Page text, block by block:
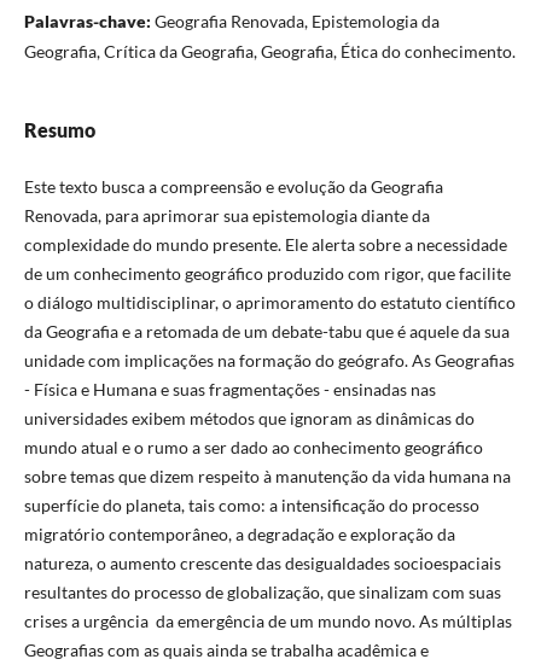
Palavras-chave: Geografia Renovada, Epistemologia da
Geografia, Crítica da Geografia, Geografia, Ética do conhecimento.
Resumo
Este texto busca a compreensão e evolução da Geografia
Renovada, para aprimorar sua epistemologia diante da
complexidade do mundo presente. Ele alerta sobre a necessidade
de um conhecimento geográfico produzido com rigor, que facilite
o diálogo multidisciplinar, o aprimoramento do estatuto científico
da Geografia e a retomada de um debate-tabu que é aquele da sua
unidade com implicações na formação do geógrafo. As Geografias
- Física e Humana e suas fragmentações - ensinadas nas
universidades exibem métodos que ignoram as dinâmicas do
mundo atual e o rumo a ser dado ao conhecimento geográfico
sobre temas que dizem respeito à manutenção da vida humana na
superfície do planeta, tais como: a intensificação do processo
migratório contemporâneo, a degradação e exploração da
natureza, o aumento crescente das desigualdades socioespaciais
resultantes do processo de globalização, que sinalizam com suas
crises a urgência da emergência de um mundo novo. As múltiplas
Geografias com as quais ainda se trabalha acadêmica e